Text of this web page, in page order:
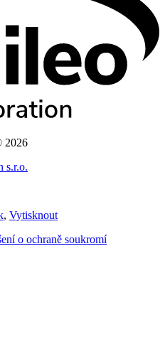
2026
s.r.o.
, Vytisknout
o ochraně soukromí